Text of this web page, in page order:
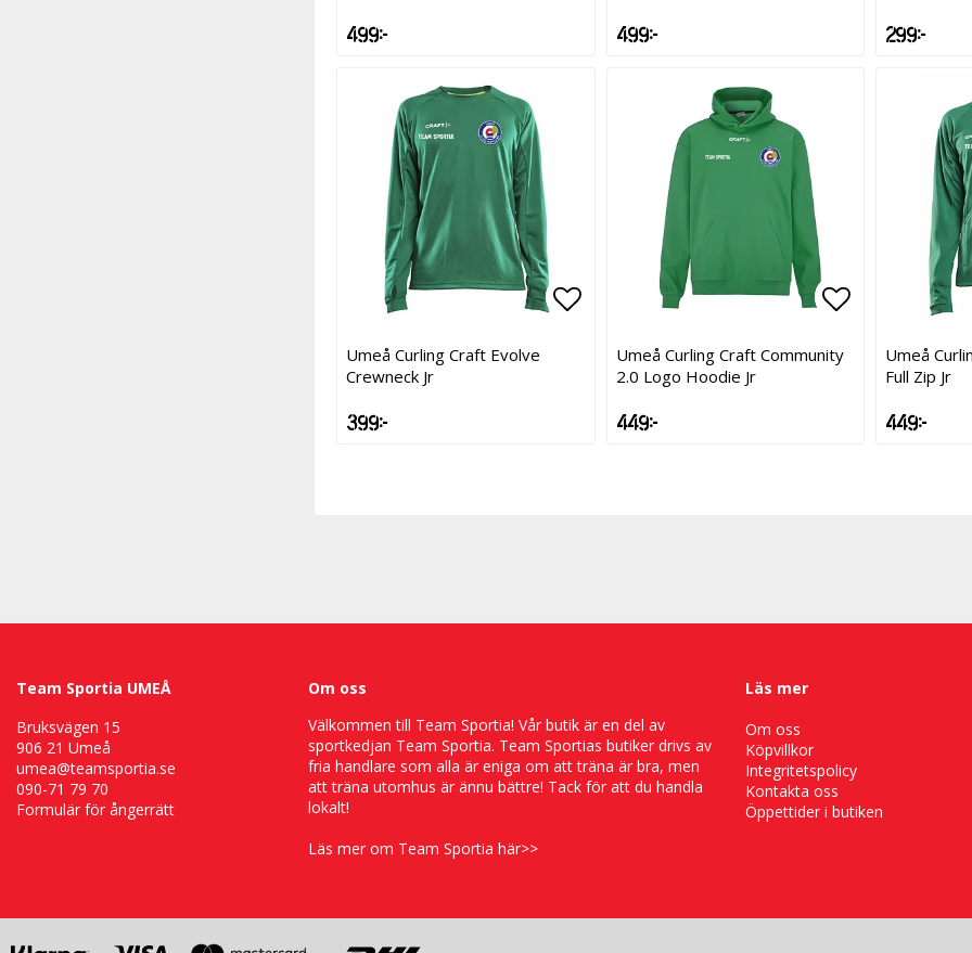
499 kr 499 kr 299 kr
Lägg till i favoritlistan
Lägg till i favoritlistan
Umeå Curling Craft Evolve
Crewneck Jr
399 kr
Lägg till i
Lägg till i
Umeå Curling Craft Community
2.0 Logo Hoodie Jr
449 kr
Umeå
Full Zip Jr
449 kr
Team Sportia UMEÅ
Bruksvägen 15
906 21 Umeå
umea@teamsportia.se
090-71 79 70
Formulär för ångerrätt
Om oss
Välkommen till Team Sportia! Vår butik är en del av
sportkedjan Team Sportia. Team Sportias butiker drivs av
fria handlare som alla är eniga om att träna är bra, men
att träna utomhus är ännu bättre! Tack för att du handla
lokalt!
Läs mer om Team Sportia här>>
Läs mer
Om oss
Köpvillkor
Integritetspolicy
Kontakta oss
Öppettider i butiken